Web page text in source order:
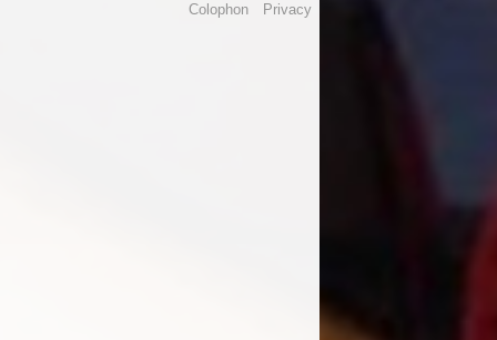
Colophon Privacy